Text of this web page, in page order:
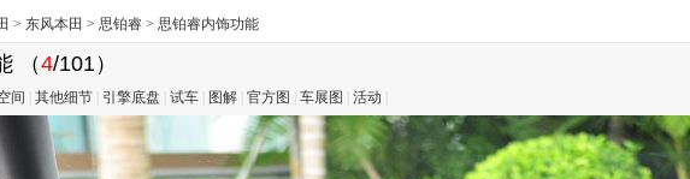
> 东风本田 > 思铂睿 > 思铂睿内饰功能
（4/101）
间 其他细节 引擎底盘 试车 图解 官方图 车展图 活动